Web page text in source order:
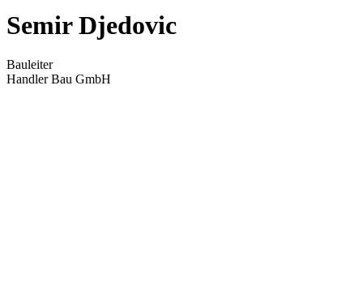
Semir Djedovic
Bauleiter
Handler Bau GmbH